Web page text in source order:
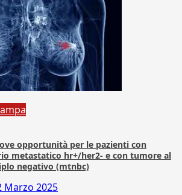
opportunità per le pazienti con
metastatico hr+/her2- e con tumore al
negativo (mtnbc)
Marzo 2025